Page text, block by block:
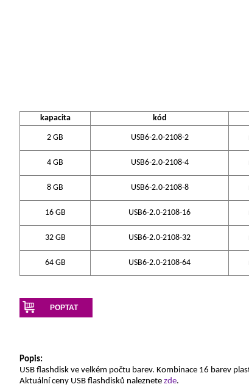
kapacita kód
2 GB USB6-2.0-2108-2
4 GB USB6-2.0-2108-4
8 GB USB6-2.0-2108-8
16 GB USB6-2.0-2108-16
32 GB USB6-2.0-2108-32
64 GB USB6-2.0-2108-64
POPTAT
Popis:
USB flashdisk ve velkém počtu barev. Kombinace 16 barev
Aktuální ceny USB flashdisků naleznete zde.